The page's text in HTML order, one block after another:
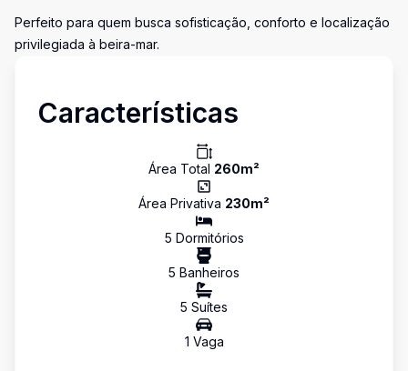
Perfeito para quem busca sofisticação, conforto e localização
privilegiada à beira-mar.
Características
Área Total 260m²
Área Privativa 230m²
5 Dormitórios
5 Banheiros
5 Suítes
1 Vaga